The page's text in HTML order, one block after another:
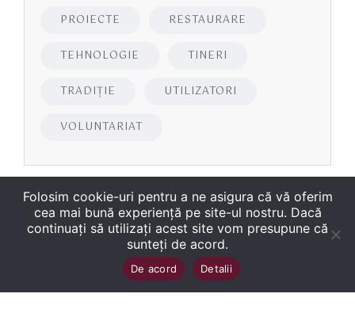
PROIECTE RESTAURARE
TEHNOLOGIE TINERI
TRADIȚIE UTILIZATORI
VOLUNTARIAT
2026Biblioteca Județeană
„George Bariţiu‟ Braşov. Toate drepturile sunt
Folosim cookie-uri pentru a ne asigura că vă oferim
cea mai bună experiență pe site-ul nostru. Dacă
continuați să utilizați acest site vom presupune că
sunteți de acord.
De acord Detalii